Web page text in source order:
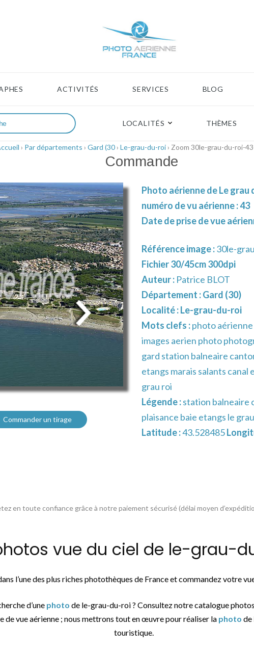
ACTIVITÉS SERVICES BLOG
LOCALITÉS THÈMES
› Par départements › Gard (30› Le-grau-du-roi› Zoom 30le-grau-du-roi-
Commande
Commander un tirage
Photo aérienne de Le grau
numéro de vu aérienne : 43
Date de prise de vue
Référence image :30le-
Fichier 30/45cm 300dpi
Auteur : Patrice BLOT
Département :Gard (30)
Localité :Le-grau-du-roi
Mots clefs :photo
images aerien photo
gard station balneaire
etangs marais salants
grau roi
Légende :station balneaire
plaisance baie etangs le
Latitude :43.528485
en toute confiance grâce à notre paiement sécurisé (délai moyen
vue du ciel de le-grau-
l’une des plus riches photothèques de France et commandez votre
d’une photo de le-grau-du-roi ? Consultez notre catalogue
de vue aérienne ; nous mettrons tout en œuvre pour réaliser la photo de
touristique.